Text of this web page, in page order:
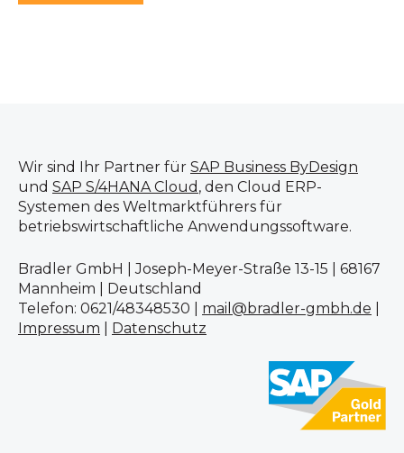
Wir sind Ihr Partner für SAP Business ByDesign
und SAP S/4HANA Cloud , den Cloud ERP-
Systemen des Weltmarktführers für
betriebswirtschaftliche Anwendungssoftware.
Bradler GmbH | Joseph-Meyer-Straße 13-15 | 68167
Mannheim | Deutschland
Telefon: 0621/48348530 | mail@bradler-gmbh.de
Impressum
Datenschutz